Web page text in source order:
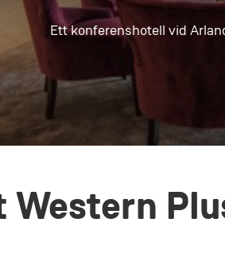
Ett konferenshotell vid